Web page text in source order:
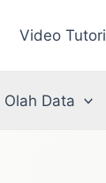
Video
Olah Data